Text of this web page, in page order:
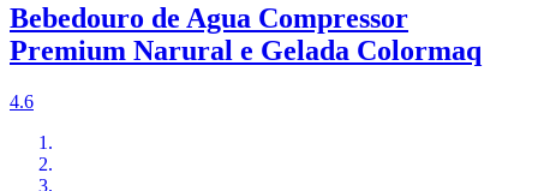
Bebedouro de Agua Compressor
Premium Narural e Gelada Colormaq
4.6